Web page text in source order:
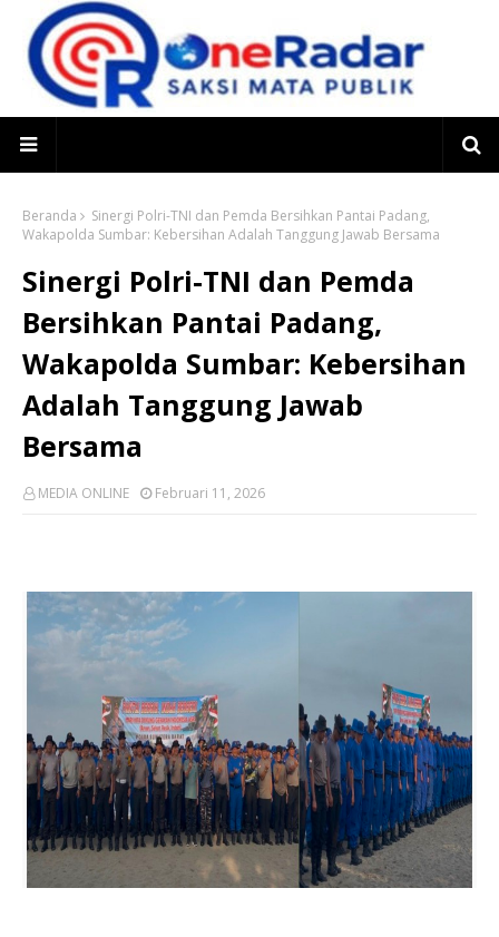
Beranda
Sinergi Polri-TNI dan Pemda Bersihkan Pantai Padang,
Wakapolda Sumbar: Kebersihan Adalah Tanggung Jawab Bersama
Sinergi Polri-TNI dan Pemda
Bersihkan Pantai Padang,
Wakapolda Sumbar: Kebersihan
Adalah Tanggung Jawab
Bersama
MEDIA ONLINE Februari 11, 2026